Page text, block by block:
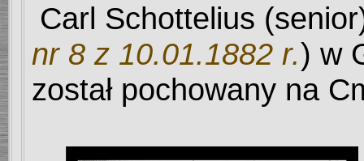
Carl Schottelius
nr 8 z 10.01.1882 r.) w
został pochowany na